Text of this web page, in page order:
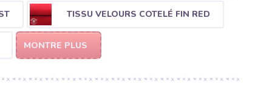
TISSU VELOURS COTELÉ FIN RED
MONTRE PLUS